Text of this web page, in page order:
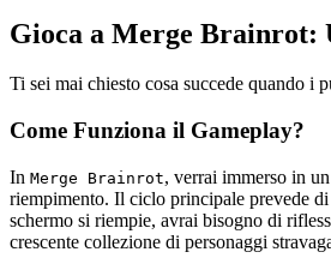
Gioca a Merge Brainrot:
Ti sei mai chiesto cosa succede quando i
Come Funziona il Gameplay?
In Merge Brainrot, verrai immerso in
riempimento. Il ciclo principale prevede
schermo si riempie, avrai bisogno di
crescente collezione di personaggi